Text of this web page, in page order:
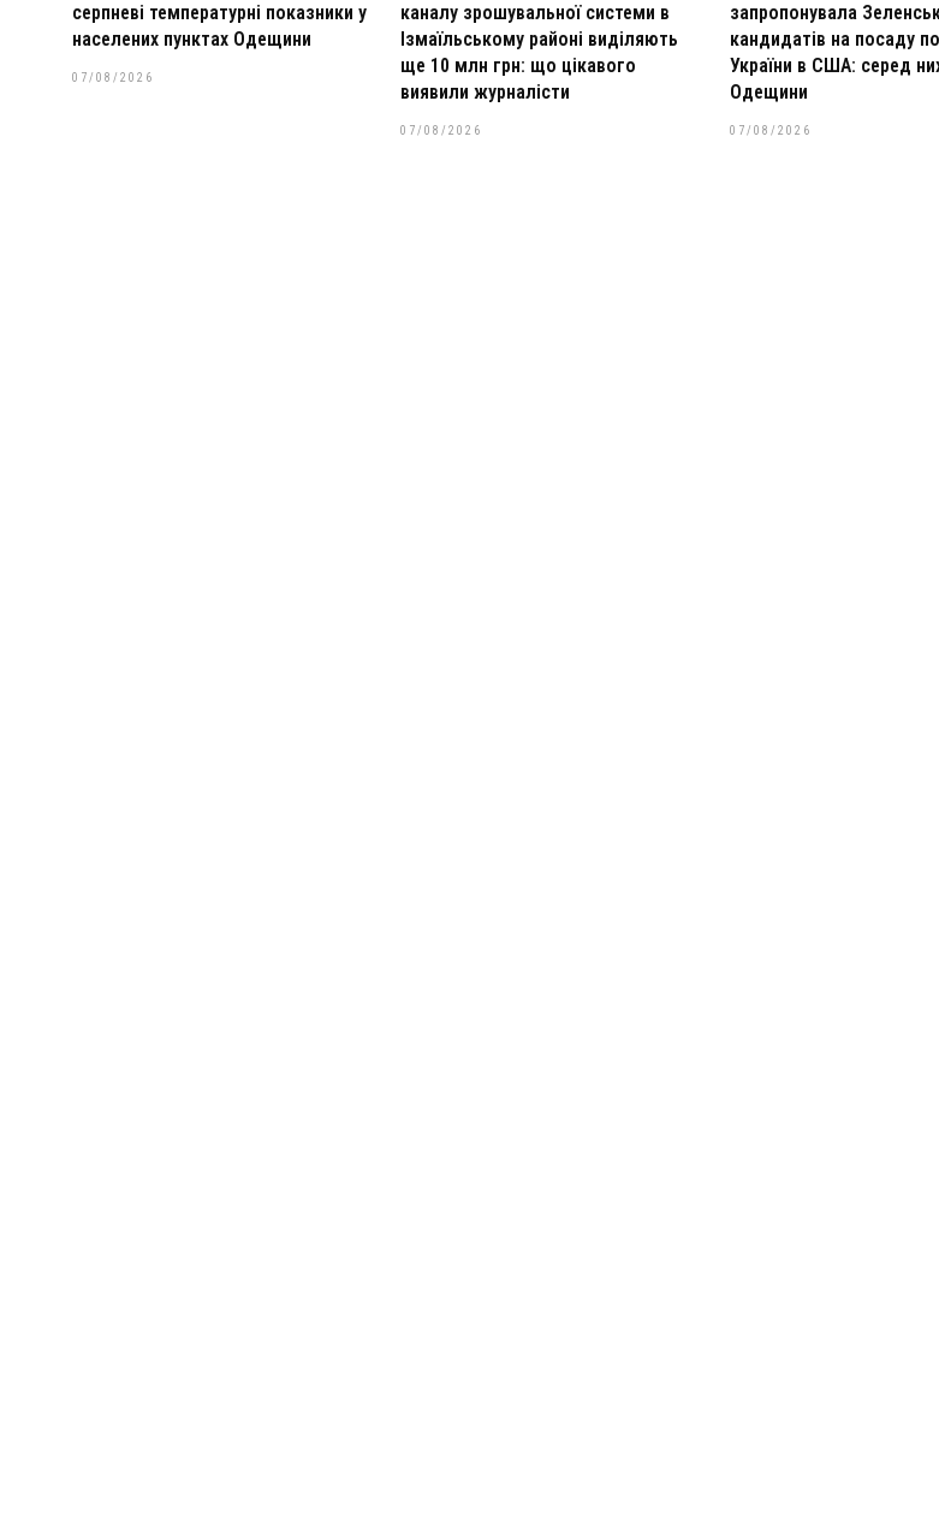
серпневі температурні показники у
населених пунктах Одещини
07/08/2026
каналу зрошувальної системи в
Ізмаїльському районі виділяють
ще 10 млн грн: що цікавого
виявили журналісти
07/08/2026
запропонувала
кандидатів на посаду
України в США: серед
Одещини
07/08/2026